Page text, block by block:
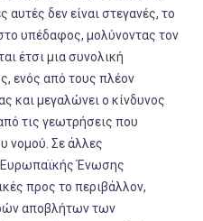
αυτές δεν είναι στεγανές, το
υπέδαφος, μολύνοντας τον
έτσι μια συνολική
ενός από τους πλέον
και μεγαλώνει ο κίνδυνος
τις γεωτρήσεις που
νομού. Σε άλλες
Ένωσης
προς το περιβάλλον,
αποβλήτων των